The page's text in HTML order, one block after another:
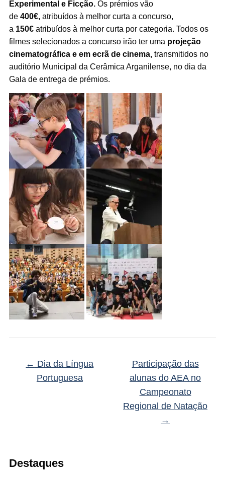
Destaques
Experimental e Ficção. Os prémios vão
de 400€, atribuídos à melhor curta a concurso,
a 150€ atribuídos à melhor curta por categoria. Todos os
filmes selecionados a concurso irão ter uma projeção
cinematográfica e em ecrã de cinema, transmitidos no
auditório Municipal da Cerâmica Arganilense, no dia da
Gala de entrega de prémios.
← Dia da Língua
Portuguesa
Participação das
alunas do AEA no
Campeonato
Regional de Natação
→